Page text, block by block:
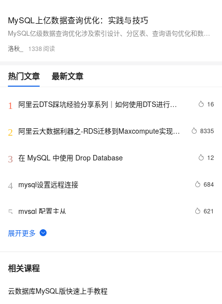
MySQL上亿数据查询优化：实践与技巧
MySQL亿级数据查询优化涉及索引设计、分区表、查询语句优化和数据库架构调整。例如，通过为常用查询列创建索引、使用EXPLAIN分析查询计划、避免全表扫描和SELECT *，以及采用垂直拆分、水平拆分和读写分离来提升性能。分区表能减少查询数据量，API接口测试可验证优化效果。
洛秋_ 1338
热门文章 最新文章
1
阿里云DTS踩坑经验分享系列｜如何使用DTS进行
16
2
阿里云大数据利器之-RDS迁移到Maxcompute实现动
8335
3 在 MySQL 中使用 Drop Database 12
4 mysql设置远程连接 684
5 mysql 配置主从 621
6 mysql 更改root密码
7 PostgreSQL\MySQL比较
8 Percona Server for MySQL 5.6.10-60.2发布
相关课程
云数据库MySQL版快速上手教程